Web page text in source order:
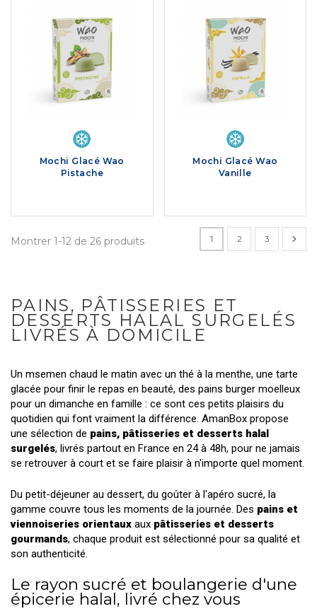
Mochi Glacé Wao
Pistache
Mochi Glacé Wao
Vanille
Montrer 1-12 de 26 produits 1 2 3
PAINS, PÂTISSERIES ET
DESSERTS HALAL SURGELÉS
LIVRÉS À DOMICILE
Un msemen chaud le matin avec un thé à la menthe, une tarte
glacée pour finir le repas en beauté, des pains burger moelleux
pour un dimanche en famille : ce sont ces petits plaisirs du
quotidien qui font vraiment la différence. AmanBox propose
une sélection de pains, pâtisseries et desserts halal
surgelés, livrés partout en France en 24 à 48h, pour ne jamais
se retrouver à court et se faire plaisir à n'importe quel moment.
Du petit-déjeuner au dessert, du goûter à l'apéro sucré, la
gamme couvre tous les moments de la journée. Des pains et
viennoiseries orientaux aux pâtisseries et desserts
gourmands, chaque produit est sélectionné pour sa qualité et
son authenticité.
Le rayon sucré et boulangerie d'une
épicerie halal, livré chez vous